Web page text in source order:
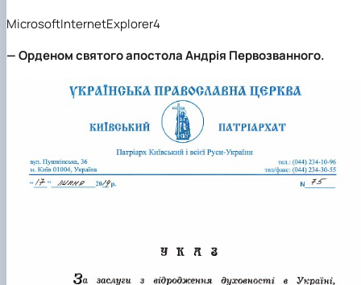
MicrosoftInternetExplorer4
—Орденом святого апостола Андрія Первозванного.